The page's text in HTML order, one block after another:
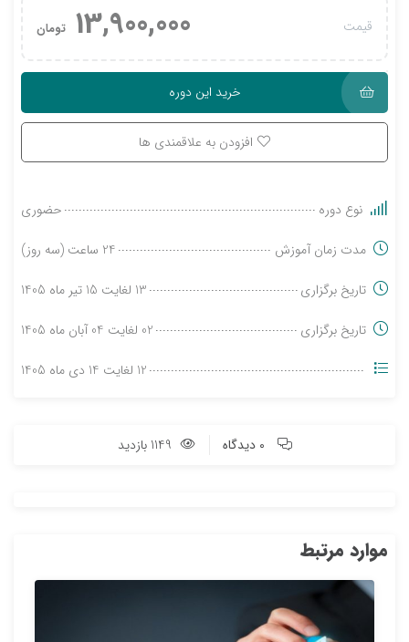
قیمت 13,900,000 تومان
خرید این دوره
افزودن به علاقمندی ها
نوع دوره
حضوری
مدت زمان آموزش
24 ساعت (سه روز)
تاریخ برگزاری
13 لغایت 15 تیر ماه 1405
تاریخ برگزاری
02 لغایت 04 آبان ماه 1405
12 لغایت 14 دی ماه 1405
1149 بازدید
موارد مرتبط